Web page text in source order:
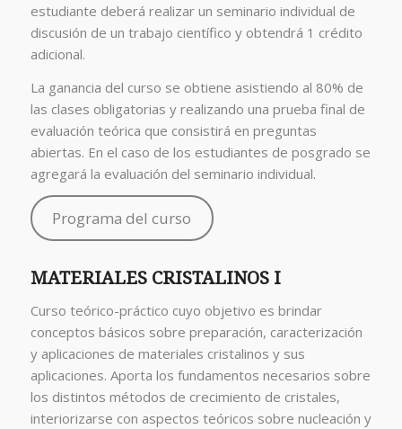
estudiante deberá realizar un seminario individual de
discusión de un trabajo científico y obtendrá 1 crédito
adicional.
La ganancia del curso se obtiene asistiendo al 80% de
las clases obligatorias y realizando una prueba final de
evaluación teórica que consistirá en preguntas
abiertas. En el caso de los estudiantes de posgrado se
agregará la evaluación del seminario individual.
Programa del curso
MATERIALES CRISTALINOS I
Curso teórico-práctico cuyo objetivo es brindar
conceptos básicos sobre preparación, caracterización
y aplicaciones de materiales cristalinos y sus
aplicaciones. Aporta los fundamentos necesarios sobre
los distintos métodos de crecimiento de cristales,
interiorizarse con aspectos teóricos sobre nucleación y